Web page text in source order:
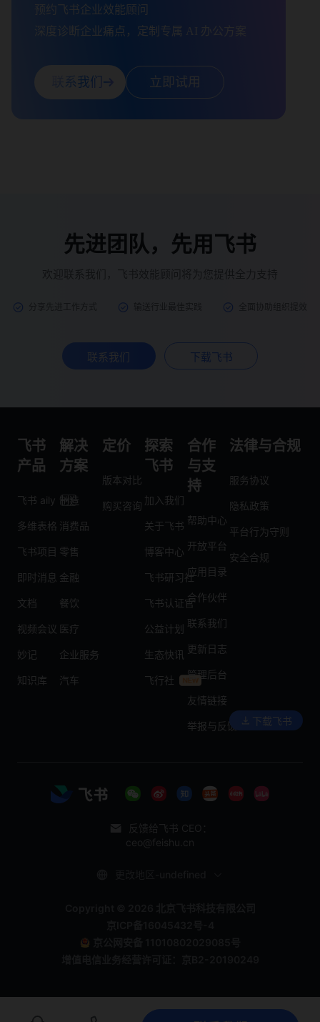
预约飞书企业效能顾问
深度诊断企业痛点，定制专属 AI 办公方案
联系我们 立即试用
先进团队，先用飞书
联系我们 下载飞书
飞书
产品
飞书 aily
多维表格
飞书项目
即时消息
文档
视频会议
妙记
知识库
解决
方案
制造
消费品
零售
金融
餐饮
医疗
企业服务
汽车
定价
版本对比
购买咨询
探索
飞书
加入我们
关于飞书
博客中心
飞书研习社
飞书认证官
公益计划
生态快讯
飞行社
合作
与支
持
帮助中心
开放平台
应用目录
合作伙伴
联系我们
更新日志
管理后台
友情链接
举报与反馈
法律与合规
服务协议
隐私政策
平台行为守则
安全合规
下载飞书
反馈给飞书 CEO：
ceo@feishu.cn